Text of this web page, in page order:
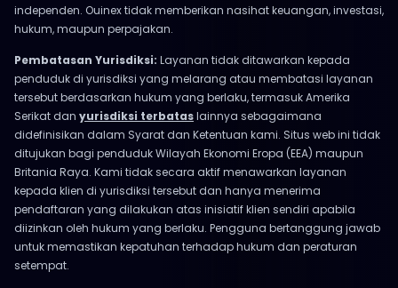
independen. Ouinex tidak memberikan nasihat keuangan, investasi,
hukum, maupun perpajakan.
Pembatasan Yurisdiksi: Layanan tidak ditawarkan kepada
penduduk di yurisdiksi yang melarang atau membatasi layanan
tersebut berdasarkan hukum yang berlaku, termasuk Amerika
Serikat dan yurisdiksi terbataslainnya sebagaimana
didefinisikan dalam Syarat dan Ketentuan kami. Situs web ini tidak
ditujukan bagi penduduk Wilayah Ekonomi Eropa (EEA) maupun
Britania Raya. Kami tidak secara aktif menawarkan layanan
kepada klien di yurisdiksi tersebut dan hanya menerima
pendaftaran yang dilakukan atas inisiatif klien sendiri apabila
diizinkan oleh hukum yang berlaku. Pengguna bertanggung jawab
untuk memastikan kepatuhan terhadap hukum dan peraturan
setempat.